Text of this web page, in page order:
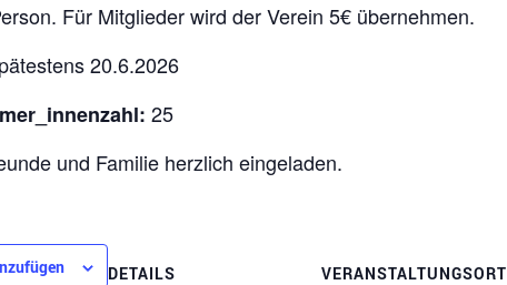
Für Mitglieder wird der Verein 5€ übernehmen.
20.6.2026
25
und Familie herzlich eingeladen.
DETAILS VERANSTALTUNGSORT